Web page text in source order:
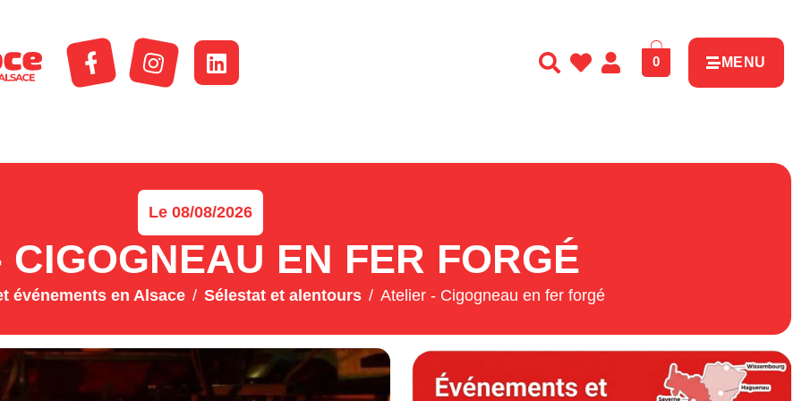
0 MENU
Le 08/08/2026
CIGOGNEAU EN FER FORGÉ
événements en Alsace Sélestat et alentours Atelier - Cigogneau en fer forgé